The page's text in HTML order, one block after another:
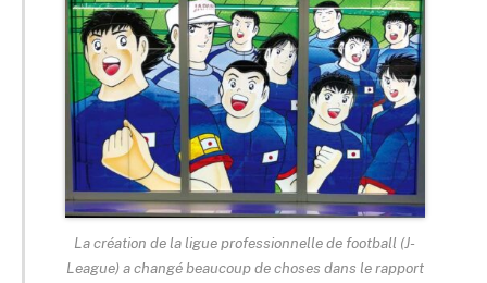
La création de la ligue professionnelle de football (J-
League) a changé beaucoup de choses dans le rapport